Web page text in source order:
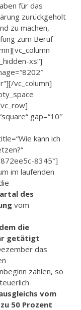
für das
zurückgeholt
zu machen,
zum Beruf
xs“]
vc_column]
gap=“10″
kann ich
8345″]
im laufenden
des
vom
die
getätigt
das
zahlen, so
vom
50 Prozent